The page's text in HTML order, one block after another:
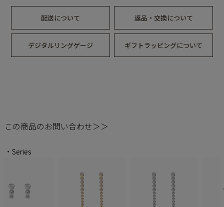
配送について 返品・交換について
デジタルリングゲージ ギフトラッピングについて
この商品のお問い合わせ＞＞
・Series